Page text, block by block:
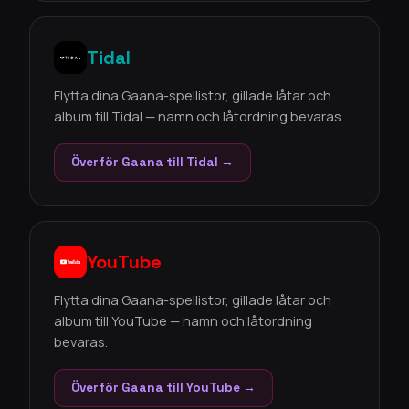
Tidal
Flytta dina Gaana-spellistor, gillade låtar och
album till Tidal — namn och låtordning bevaras.
Överför Gaana till Tidal →
YouTube
Flytta dina Gaana-spellistor, gillade låtar och
album till YouTube — namn och låtordning
bevaras.
Överför Gaana till YouTube →